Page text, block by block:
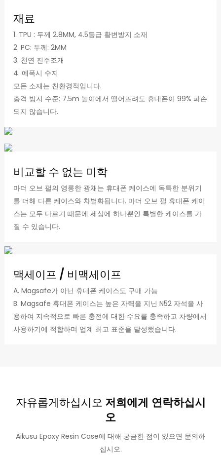
재료
1. TPU : 두께 2.8MM, 4.5등급 황변방지 소재
2. PC: 두께: 2MM
3. 천연 진주조개
4. 에폭시 수지
모든 소재는 친환경적입니다.
충격 방지 수준: 7.5m 높이에서 떨어뜨려도 휴대폰이 99% 파손
되지 않습니다.
비교할 수 없는 미학
마더 오브 펄의 영롱한 광채는 휴대폰 케이스에 독특한 분위기
를 더해 다른 케이스와 차별화됩니다. 마더 오브 펄 휴대폰 케이
스는 모두 다르기 때문에 세상에 하나뿐인 특별한 케이스를 가
질 수 있습니다.
맥세이프 / 비맥세이프
A. Magsafe가 아닌 휴대폰 케이스도 구매 가능
B. Magsafe 휴대폰 케이스는 높은 자력을 지닌 N52 자석을 사
용하여 지속적으로 빠른 충전에 대한 수요를 충족하고 차량에서
사용하기에 적합하며 업계 최고 표준을 달성했습니다.
자유롭게하십시오 저희에게 연락하십시
오
Aikusu Epoxy Resin Case에 대해 궁금한 점이 있으면 문의하
십시오.